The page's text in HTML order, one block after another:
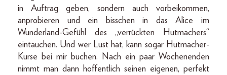
in Auftrag geben, sondern auch vorbeikommen,
anprobieren und ein bisschen in das Alice im
Wunderland-Gefühl des „verrückten Hutmachers“
eintauchen. Und wer Lust hat, kann sogar Hutmacher-
Kurse bei mir buchen. Nach ein paar Wochenenden
nimmt man dann hoffentlich seinen eigenen, perfekt